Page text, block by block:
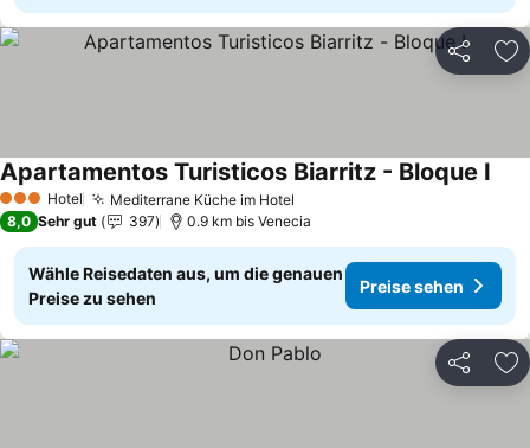
Teilen
3 SterneHotel Mediterrane Küche im Hotel
Apartamentos Turisticos Biarritz - Bloque I
8,0 Sehr gut 397 0.9 km bis Venecia
Wähle Reisedaten aus, um die genauen
Preise zu sehen
Preise sehen
Teilen